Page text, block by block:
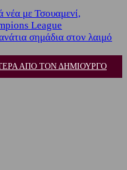
νέα με Τσουαμενί,
League
σημάδια στον λαιμό
ΑΠΟ ΤΟΝ ΔΗΜΙΟΥΡΓΟ